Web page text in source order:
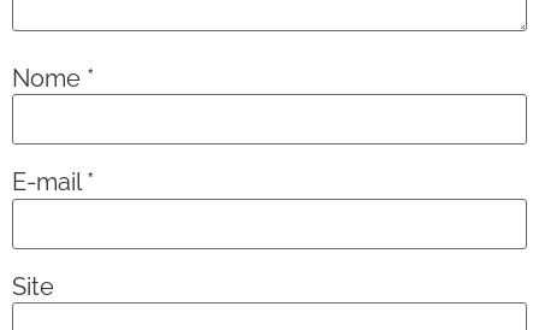
Nome *
E-mail*
Site